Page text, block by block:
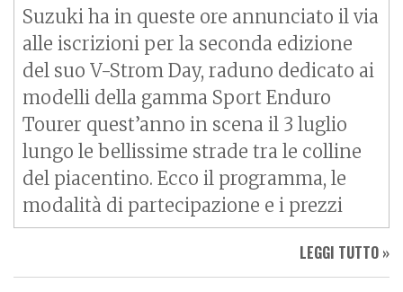
Suzuki ha in queste ore annunciato il via
alle iscrizioni per la seconda edizione
del suo V-Strom Day, raduno dedicato ai
modelli della gamma Sport Enduro
Tourer quest’anno in scena il 3 luglio
lungo le bellissime strade tra le colline
del piacentino. Ecco il programma, le
modalità di partecipazione e i prezzi
LEGGI TUTTO »